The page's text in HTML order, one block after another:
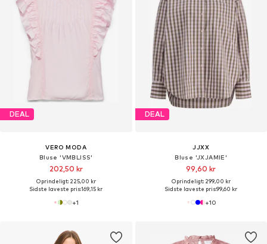
DEAL
VERO MODA
Bluse 'VMBLISS'
202,50 kr
Oprindeligt: 225,00 kr
Sidste laveste pris:169,15 kr
+1
DEAL
JJXX
Bluse 'JXJAMIE'
99,60 kr
Oprindeligt: 299,00 kr
Sidste laveste pris:99,60 kr
+10